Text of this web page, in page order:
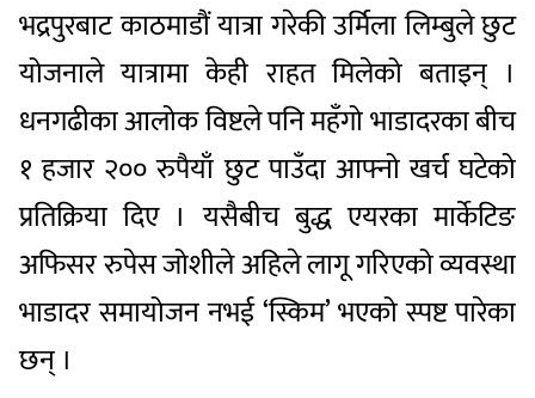
भद्रपुरबाट काठमाडौं यात्रा गरेकी उर्मिला लिम्बुले छुट
योजनाले यात्रामा केही राहत मिलेको बताइन् ।
धनगढीका आलोक विष्टले पनि महँगो भाडादरका बीच
१ हजार २०० रुपैयाँ छुट पाउँदा आफ्नो खर्च घटेको
प्रतिक्रिया दिए । यसैबीच बुद्ध एयरका मार्केटिङ
अफिसर रुपेस जोशीले अहिले लागू गरिएको व्यवस्था
भाडादर समायोजन नभई ‘स्किम’ भएको स्पष्ट पारेका
छन् ।